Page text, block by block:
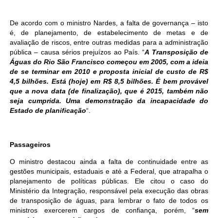
De acordo com o ministro Nardes, a falta de governança – isto
é, de planejamento, de estabelecimento de metas e de
avaliação de riscos, entre outras medidas para a administração
pública – causa sérios prejuízos ao País. “A Transposição de
Águas do Rio São Francisco começou em 2005, com a ideia
de se terminar em 2010 e proposta inicial de custo de R$
4,5 bilhões. Está (hoje) em R$ 8,5 bilhões. É bem provável
que a nova data (de finalização), que é 2015, também não
seja cumprida. Uma demonstração da incapacidade do
Estado de planificação“.
Passageiros
O ministro destacou ainda a falta de continuidade entre as
gestões municipais, estaduais e até a Federal, que atrapalha o
planejamento de políticas públicas. Ele citou o caso do
Ministério da Integração, responsável pela execução das obras
de transposição de águas, para lembrar o fato de todos os
ministros exercerem cargos de confiança, porém, “sem